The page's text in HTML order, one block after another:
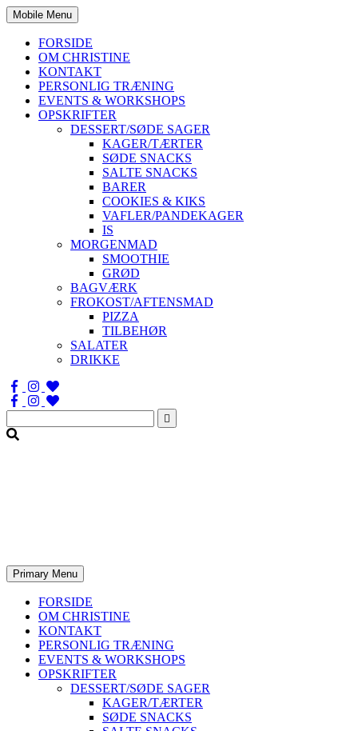
Mobile Menu
FORSIDE
OM CHRISTINE
KONTAKT
PERSONLIG TRÆNING
EVENTS & WORKSHOPS
OPSKRIFTER
DESSERT/SØDE SAGER
KAGER/TÆRTER
SØDE SNACKS
SALTE SNACKS
BARER
COOKIES & KIKS
VAFLER/PANDEKAGER
IS
MORGENMAD
SMOOTHIE
GRØD
BAGVÆRK
FROKOST/AFTENSMAD
PIZZA
TILBEHØR
SALATER
DRIKKE
Søg
efter:
Primary Menu
FORSIDE
OM CHRISTINE
KONTAKT
PERSONLIG TRÆNING
EVENTS & WORKSHOPS
OPSKRIFTER
DESSERT/SØDE SAGER
KAGER/TÆRTER
SØDE SNACKS